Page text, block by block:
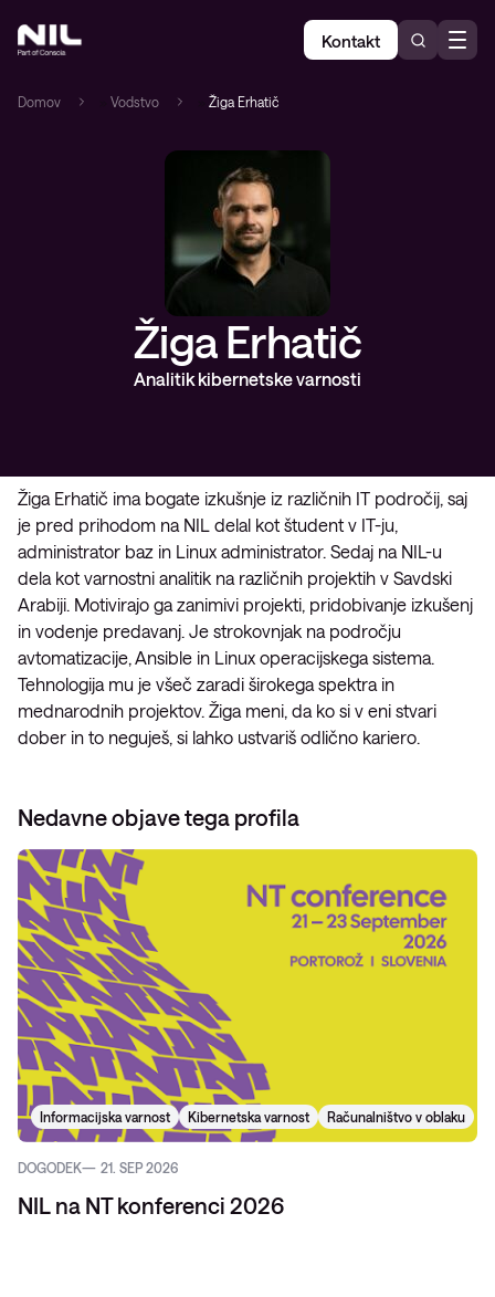
Kontakt
Domov Vodstvo Žiga Erhatič
Žiga Erhatič
Analitik kibernetske varnosti
Žiga Erhatič ima bogate izkušnje iz različnih IT področij, saj
je pred prihodom na NIL delal kot študent v IT-ju,
administrator baz in Linux administrator. Sedaj na NIL-u
dela kot varnostni analitik na različnih projektih v Savdski
Arabiji. Motivirajo ga zanimivi projekti, pridobivanje izkušenj
in vodenje predavanj. Je strokovnjak na področju
avtomatizacije, Ansible in Linux operacijskega sistema.
Tehnologija mu je všeč zaradi širokega spektra in
mednarodnih projektov. Žiga meni, da ko si v eni stvari
dober in to neguješ, si lahko ustvariš odlično kariero.
Nedavne objave tega profila
Informacijska varnost Kibernetska varnost Računalništvo v oblaku
DOGODEK 21. SEP 2026
NIL na NT konferenci 2026